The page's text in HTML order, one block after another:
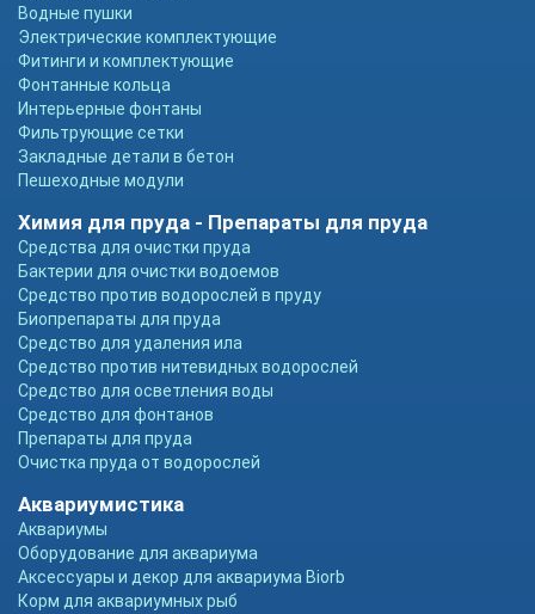
Водные пушки
Электрические комплектующие
Фитинги и комплектующие
Фонтанные кольца
Интерьерные фонтаны
Фильтрующие сетки
Закладные детали в бетон
Пешеходные модули
Химия для пруда - Препараты для пруда
Средства для очистки пруда
Бактерии для очистки водоемов
Средство против водорослей в пруду
Биопрепараты для пруда
Средство для удаления ила
Средство против нитевидных водорослей
Средство для осветления воды
Средство для фонтанов
Препараты для пруда
Очистка пруда от водорослей
Аквариумистика
Аквариумы
Оборудование для аквариума
Аксессуары и декор для аквариума Biorb
Корм для аквариумных рыб